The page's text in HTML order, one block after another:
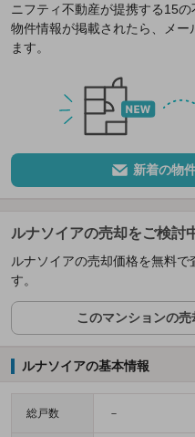
ニフティ不動産が提携する15
物件情報が掲載されたら、メー
ます。
新着の物
ルナソイアの売却をご検討
ルナソイアの売却価格を無料で
す。
このマンションの売
ルナソイアの基本情報
総戸数 －